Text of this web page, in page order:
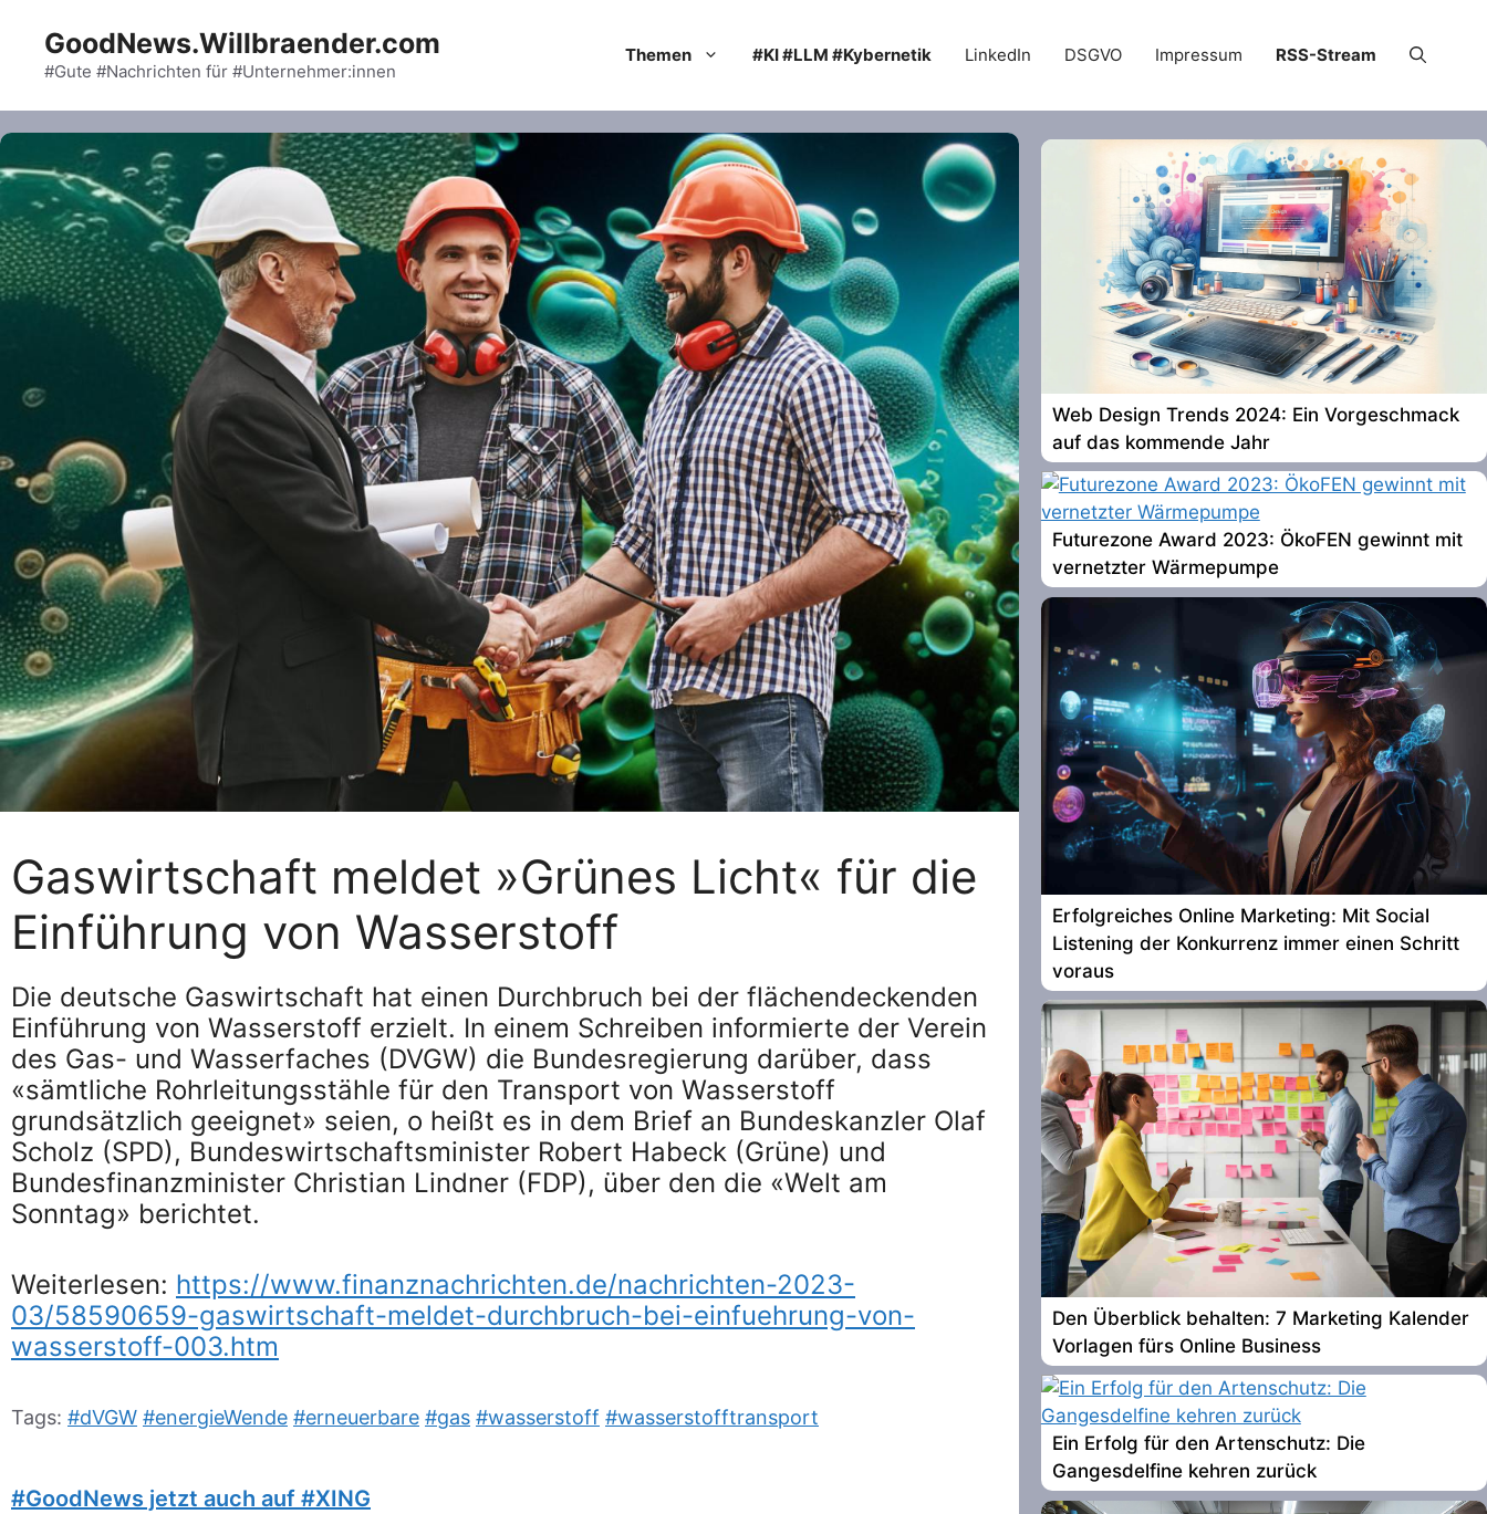
content
GoodNews.Willbraender.com
#Gute #Nachrichten für #Unternehmer:innen
Themen #KI #LLM #Kybernetik LinkedIn DSGVO Impressum RSS-Stream
Gaswirtschaft meldet »Grünes Licht« für die
Einführung von Wasserstoff
Die deutsche Gaswirtschaft hat einen Durchbruch bei der flächendeckenden
Einführung von Wasserstoff erzielt. In einem Schreiben informierte der Verein
des Gas- und Wasserfaches (DVGW) die Bundesregierung darüber, dass
«sämtliche Rohrleitungsstähle für den Transport von Wasserstoff
grundsätzlich geeignet» seien, o heißt es in dem Brief an Bundeskanzler Olaf
Scholz (SPD), Bundeswirtschaftsminister Robert Habeck (Grüne) und
Bundesfinanzminister Christian Lindner (FDP), über den die «Welt am
Sonntag» berichtet.
Weiterlesen: https://www.finanznachrichten.de/nachrichten-2023-
03/58590659-gaswirtschaft-meldet-durchbruch-bei-einfuehrung-von-
wasserstoff-003.htm
Tags: #dVGW #energieWende #erneuerbare #gas #wasserstoff #wasserstofftransport
#GoodNews jetzt auch auf #XING
Web Design Trends 2024: Ein Vorgeschmack
auf das kommende Jahr
Futurezone Award 2023: ÖkoFEN gewinnt mit
vernetzter Wärmepumpe
Erfolgreiches Online Marketing: Mit Social
Listening der Konkurrenz immer einen Schritt
voraus
Den Überblick behalten: 7 Marketing Kalender
Vorlagen fürs Online Business
Ein Erfolg für den Artenschutz: Die
Gangesdelfine kehren zurück